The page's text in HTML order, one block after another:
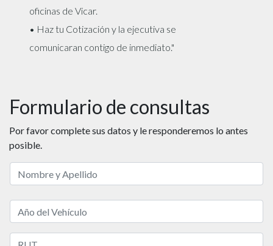
oficinas de Vicar.
• Haz tu Cotización y la ejecutiva se
comunicaran contigo de inmediato."
Formulario de consultas
Por favor complete sus datos y le responderemos lo antes
posible.